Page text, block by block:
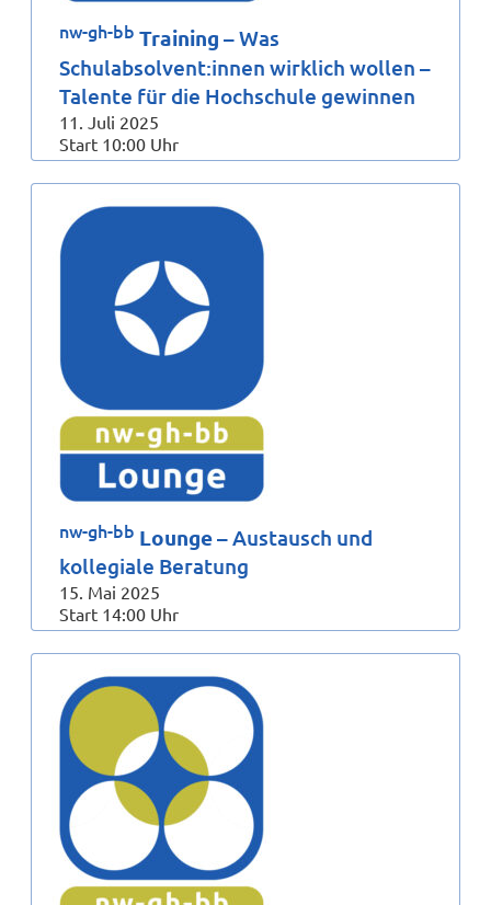
nw-gh-bb Training – Was
Schulabsolvent:innen wirklich wollen –
Talente für die Hochschule gewinnen
11. Juli 2025
Start 10:00 Uhr
nw-gh-bb Lounge– Austausch und
kollegiale Beratung
15. Mai 2025
Start 14:00 Uhr